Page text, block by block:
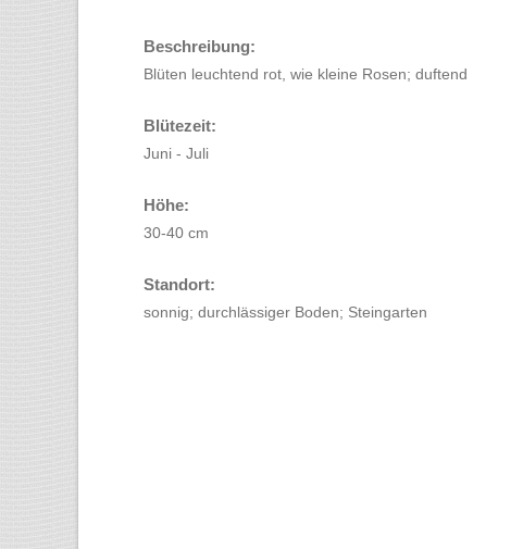
Beschreibung:
Blüten leuchtend rot, wie kleine Rosen; duftend
Blütezeit:
Juni - Juli
Höhe:
30-40 cm
Standort:
sonnig; durchlässiger Boden; Steingarten